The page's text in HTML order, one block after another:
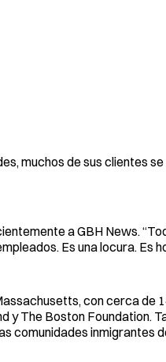
muchos de sus clientes
a GBH News.
Es una locura. Es
con cerca de
y The Boston Foundation.
comunidades inmigrantes